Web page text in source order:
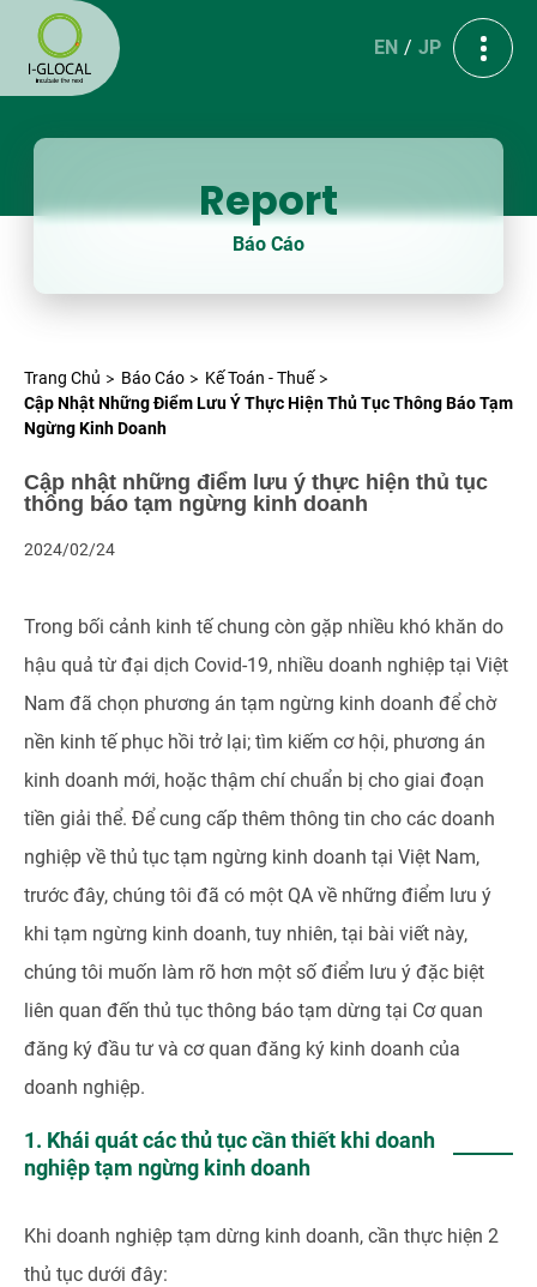
EN JP
Report
Báo Cáo
Trang Chủ Báo Cáo
Kế Toán - Thuế
Cập Nhật Những Điểm Lưu Ý Thực Hiện Thủ Tục Thông Báo Tạm
Ngừng Kinh Doanh
Cập nhật những điểm lưu ý thực hiện thủ tục
thông báo tạm ngừng kinh doanh
2024/02/24
Trong bối cảnh kinh tế chung còn gặp nhiều khó khăn do
hậu quả từ đại dịch Covid-19, nhiều doanh nghiệp tại Việt
Nam đã chọn phương án tạm ngừng kinh doanh để chờ
nền kinh tế phục hồi trở lại; tìm kiếm cơ hội, phương án
kinh doanh mới, hoặc thậm chí chuẩn bị cho giai đoạn
tiền giải thể. Để cung cấp thêm thông tin cho các doanh
nghiệp về thủ tục tạm ngừng kinh doanh tại Việt Nam,
trước đây, chúng tôi đã có một QA về những điểm lưu ý
khi tạm ngừng kinh doanh, tuy nhiên, tại bài viết này,
chúng tôi muốn làm rõ hơn một số điểm lưu ý đặc biệt
liên quan đến thủ tục thông báo tạm dừng tại Cơ quan
đăng ký đầu tư và cơ quan đăng ký kinh doanh của
doanh nghiệp.
1. Khái quát các thủ tục cần thiết khi doanh
nghiệp tạm ngừng kinh doanh
Khi doanh nghiệp tạm dừng kinh doanh, cần thực hiện 2
thủ tục dưới đây: